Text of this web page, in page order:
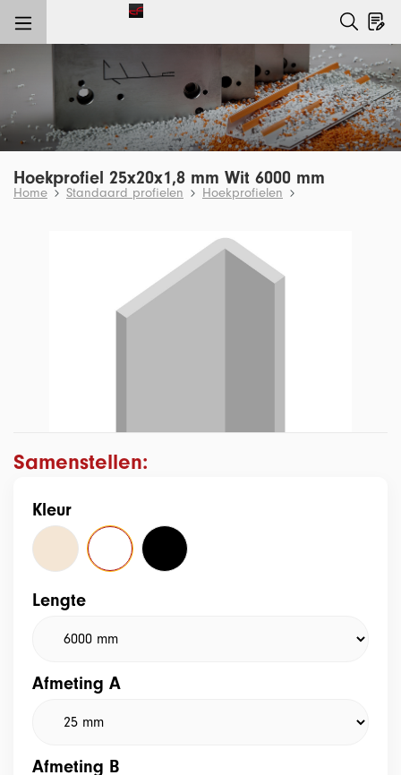
Hoekprofiel 25x20x1,8 mm Wit 6000 mm
Home Standaard profielen Hoekprofielen
Samenstellen:
Kleur
Lengte
Afmeting A
Afmeting B